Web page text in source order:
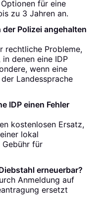
für eine
zu 3 Jahren an.
Polizei angehalten
rechtliche Probleme,
denen eine IDP
wenn eine
Landessprache
IDP einen Fehler
kostenlosen Ersatz,
lokal
Gebühr für
erneuerbar?
Anmeldung auf
ersetzt